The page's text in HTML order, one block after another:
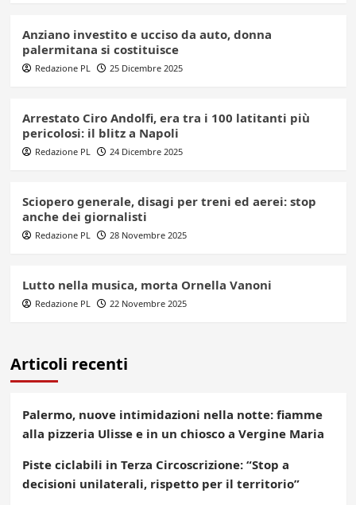
Anziano investito e ucciso da auto, donna
palermitana si costituisce
Redazione PL 25 Dicembre 2025
Arrestato Ciro Andolfi, era tra i 100 latitanti più
pericolosi: il blitz a Napoli
Redazione PL 24 Dicembre 2025
Sciopero generale, disagi per treni ed aerei: stop
anche dei giornalisti
Redazione PL 28 Novembre 2025
Lutto nella musica, morta Ornella Vanoni
Redazione PL 22 Novembre 2025
Articoli recenti
Palermo, nuove intimidazioni nella notte: fiamme
alla pizzeria Ulisse e in un chiosco a Vergine Maria
Piste ciclabili in Terza Circoscrizione: “Stop a
decisioni unilaterali, rispetto per il territorio”